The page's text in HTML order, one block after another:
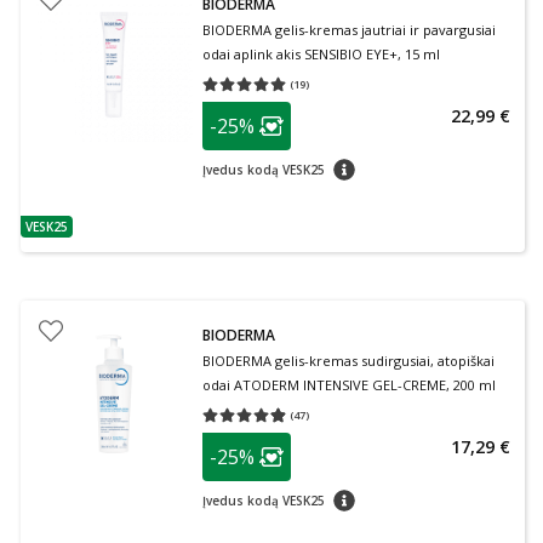
patarimas
VESK25
BIODERMA
BIODERMA gelis-kremas jautriai ir pavargusiai
odai aplink akis SENSIBIO EYE+, 15 ml
(19)
Vidutinis įvertinimas 5.00
patarimas
Lojalumo klubo narių nuolaida
-25%
Įvedus kodą VESK25 patarimas
22,99 €
BIODERMA
BIODERMA gelis-kremas sudirgusiai, atopiškai
odai ATODERM INTENSIVE GEL-CREME, 200 ml
(47)
Vidutinis įvertinimas 4.87
patarimas
Lojalumo klubo narių nuolaida
-25%
Įvedus kodą VESK25 patarimas
17,29 €